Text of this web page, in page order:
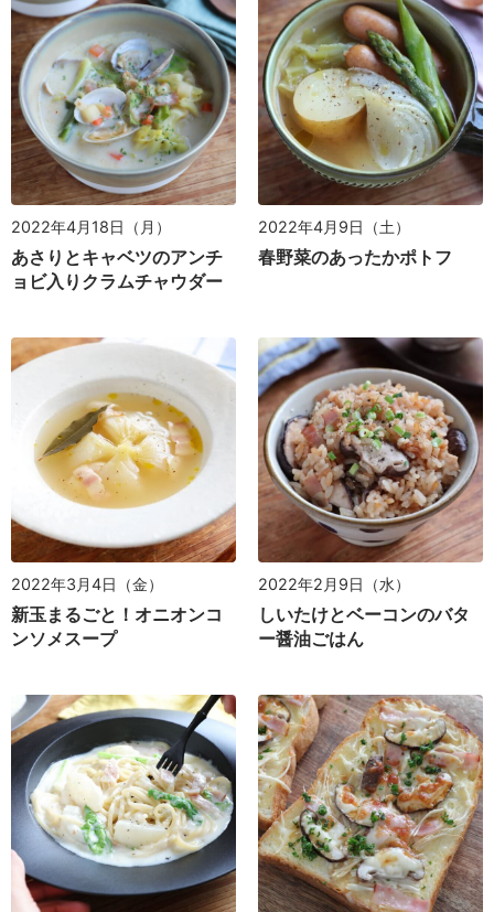
2022年4月18日（月）
あさりとキャベツのアンチ
ョビ入りクラムチャウダー
2022年4月9日（土）
春野菜のあったかポトフ
2022年3月4日（金）
新玉まるごと！オニオンコ
ンソメスープ
2022年2月9日（水）
しいたけとベーコンのバタ
ー醤油ごはん